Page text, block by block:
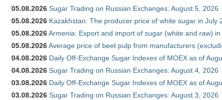
05.08.2026 Sugar Trading on Russian Exchanges: August 5, 2026
05.08.2026 Kazakhstan: The producer price of white sugar in July
05.08.2026Armenia: Export and import of sugar (white and raw)
05.08.2026Average price of beet pulp from manufacturers
04.08.2026 Daily Off-Exchange Sugar Indexes of MOEX as of
04.08.2026 Sugar Trading on Russian Exchanges: August 4, 2026
03.08.2026 Daily Off-Exchange Sugar Indexes of MOEX as of
03.08.2026 Sugar Trading on Russian Exchanges: August 3, 2026